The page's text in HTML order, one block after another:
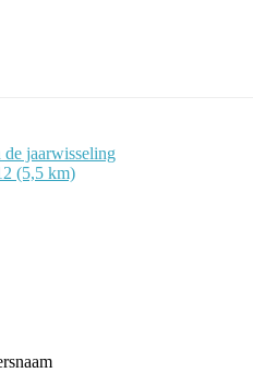
de jaarwisseling
(5,5 km)